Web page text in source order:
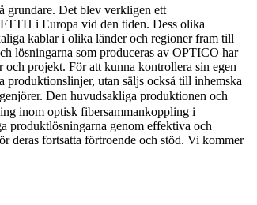
grundare. Det blev verkligen ett
i Europa vid den tiden. Dess olika
kablar i olika länder och regioner fram till
lösningarna som produceras av OPTICO har
projekt. För att kunna kontrollera sin egen
produktionslinjer, utan säljs också till inhemska
Den huvudsakliga produktionen och
inom optisk fibersammankoppling i
produktlösningarna genom effektiva och
deras fortsatta förtroende och stöd. Vi kommer